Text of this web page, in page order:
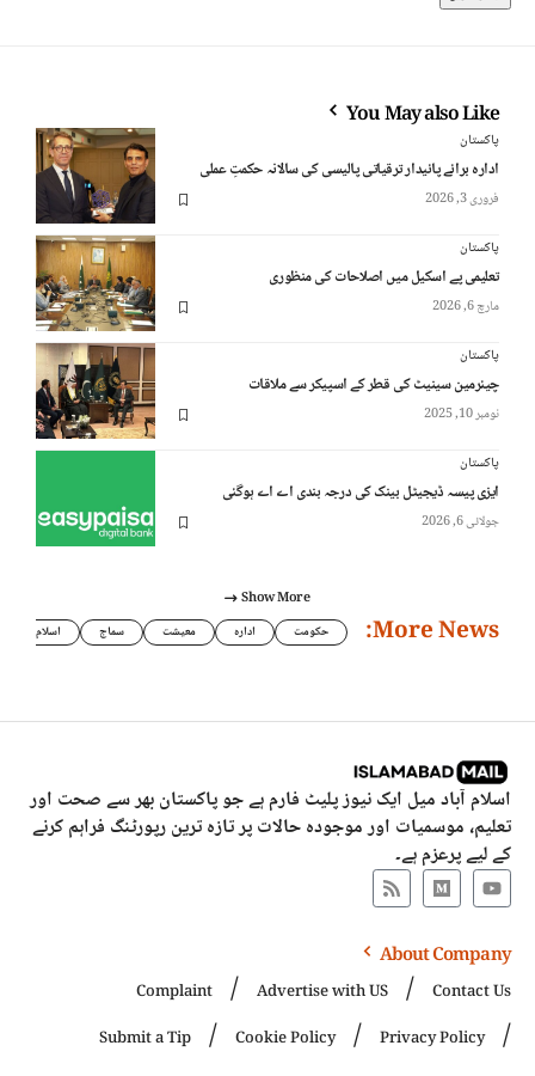
You May also Like
پاکستان
ادارہ برائے پائیدار ترقیاتی پالیسی کی سالانہ حکمتِ عملی
فروری 3, 2026
پاکستان
تعلیمی پے اسکیل میں اصلاحات کی منظوری
مارچ 6, 2026
پاکستان
چیئرمین سینیٹ کی قطر کے اسپیکر سے ملاقات
نومبر 10, 2025
پاکستان
ایزی پیسہ ڈیجیٹل بینک کی درجہ بندی اے اے ہوگئی
جولائی 6, 2026
Show More
More News: حکومت ادارہ معیشت سماج اسلام
اسلام آباد میل ایک نیوز پلیٹ فارم ہے جو پاکستان بھر سے صحت اور
تعلیم، موسمیات اور موجودہ حالات پر تازہ ترین رپورٹنگ فراہم کرنے
کے لیے پرعزم ہے۔
About Company
Contact Us
Advertise with US
Complaint
Privacy Policy
Cookie Policy
Submit a Tip